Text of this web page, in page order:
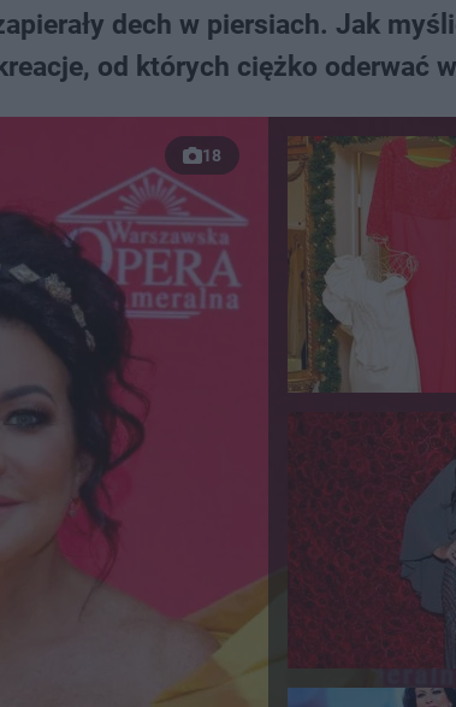
dech w piersiach. Jak
od których ciężko oderwać
18